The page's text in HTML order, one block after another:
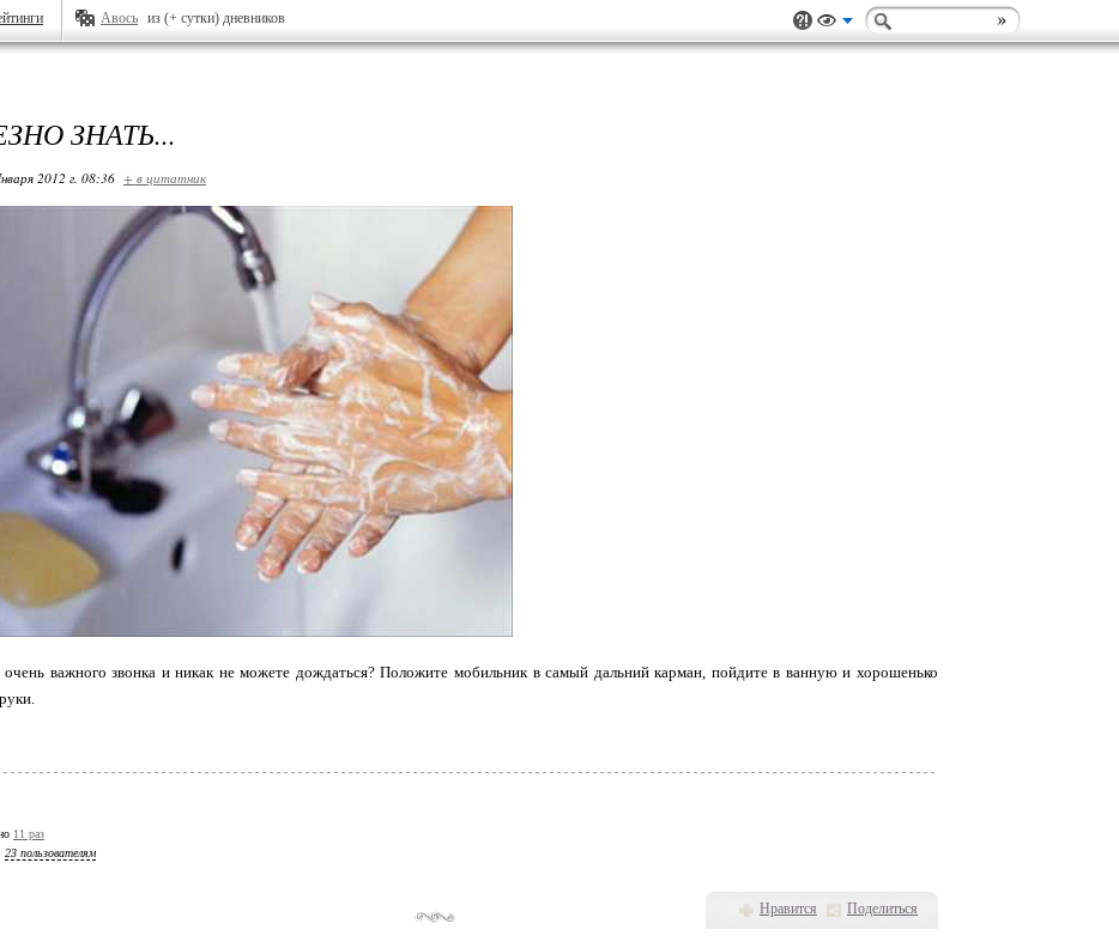
Авось из (+ сутки) дневников
ЗНАТЬ...
2012 г. 08:36 + в цитатник
важного звонка и никак не можете дождаться? Положите мобильник в самый дальний карман, пойдите в ванную и хорошенько
11 раз
23 пользователям
Нравится Поделиться